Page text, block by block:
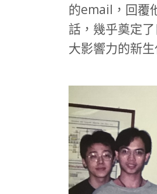
的email，回覆
話，幾乎奠定
大影響力的新